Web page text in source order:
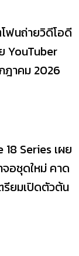
ฟนถ่ายวิดีโอดี
YouTuber
ฎาคม 2026
Series เผย
อชุดใหม่ คาด
ยมเปิดตัวต้น